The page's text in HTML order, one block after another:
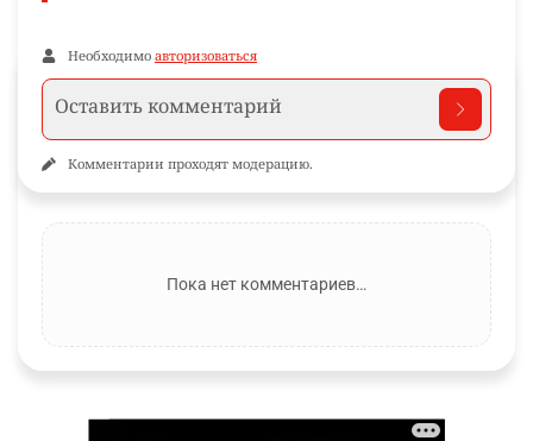
Необходимо авторизоваться
Комментарии проходят модерацию.
Пока нет комментариев…